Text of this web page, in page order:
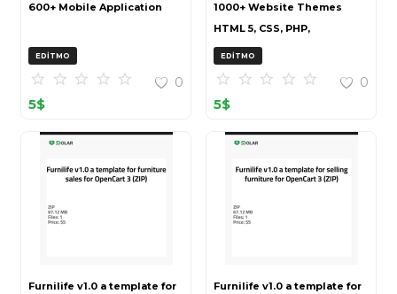
600+ Mobile Application
EDITMO
0
5$
1000+ Website Themes
HTML 5, CSS, PHP,
WordPress Bundle
20240917T145511Z 001 (ZIP)
EDITMO
0
5$
Furnilife v1.0 a template for
Furnilife v1.0 a template for